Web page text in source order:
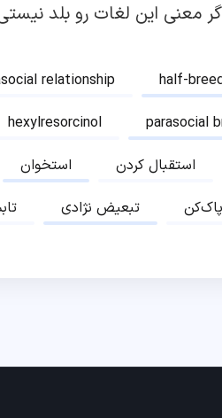
معنی این لغات رو بلد
relationship
half-
hexylresorcinol
parasocial
استخوان
استقبال کردن
تبعیض نژادی